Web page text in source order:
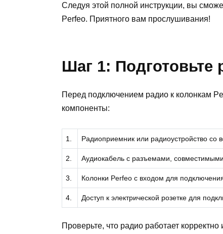
Следуя этой полной инструкции, вы
Perfeo. Приятного вам прослушивания!
Шаг 1:
Перед подключением радио к колонкам
компоненты:
1. Радиоприемник или радиоустройство со
2. Аудиокабель с разъемами,
3. Колонки Perfeo с входом для
4. Доступ к электрической розетке для
Проверьте, что радио работает